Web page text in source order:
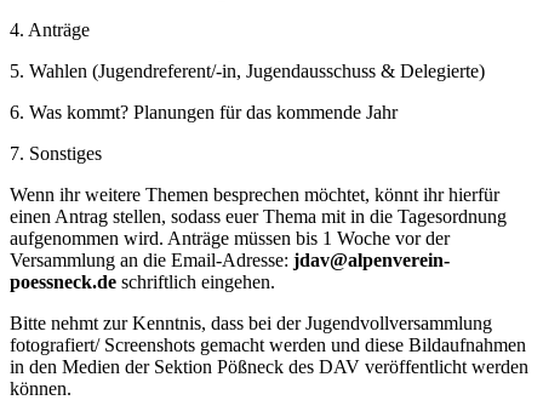
4. Anträge
5. Wahlen (Jugendreferent/-in, Jugendausschuss & Delegierte)
6. Was kommt? Planungen für das kommende Jahr
7. Sonstiges
Wenn ihr weitere Themen besprechen möchtet, könnt ihr hierfür
einen Antrag stellen, sodass euer Thema mit in die Tagesordnung
aufgenommen wird. Anträge müssen bis 1 Woche vor der
Versammlung an die Email-Adresse: jdav@alpenverein-
poessneck.de schriftlich eingehen.
Bitte nehmt zur Kenntnis, dass bei der Jugendvollversammlung
fotografiert/ Screenshots gemacht werden und diese Bildaufnahmen
in den Medien der Sektion Pößneck des DAV veröffentlicht werden
können.